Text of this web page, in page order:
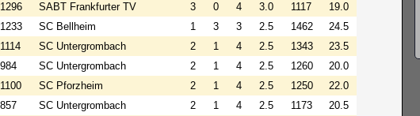
1296 SABT Frankfurter TV 3 0 4 3.0 1117
19.0
1233 SC Bellheim 1 3 3 2.5 1462
24.5
1114 SC Untergrombach 2 1 4 2.5 1343
23.5
984 SC Untergrombach 2 1 4 2.5 1260
20.0
1100 SC Pforzheim 2 1 4 2.5 1250
22.0
857 SC Untergrombach 2 1 4 2.5 1173
20.5